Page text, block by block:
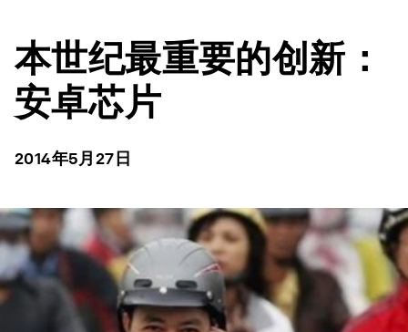
本世纪最重要的创新：
安卓芯片
2014年5月27日